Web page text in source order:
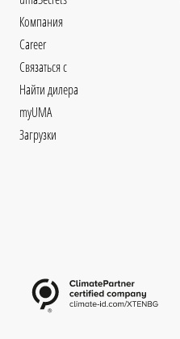
Компания
Career
Связаться с
Найти дилера
myUMA
Загрузки